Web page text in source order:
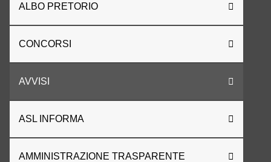
ALBO PRETORIO
CONCORSI
AVVISI
ASL INFORMA
AMMINISTRAZIONE TRASPARENTE